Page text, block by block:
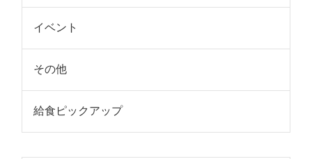
イベント
その他
給食ピックアップ